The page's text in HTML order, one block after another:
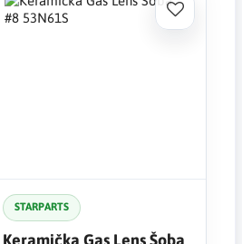
STARPARTS
Keramička Gas Lens Šoba